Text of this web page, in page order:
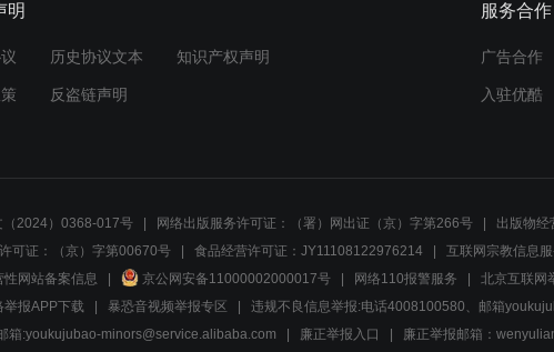
明
历史协议文本 知识产权声明
反盗链声明
服务合作
广告合作
入驻优酷
（2024）0368-017号 网络出版服务许可证：（署）网出证（京）字第266号
出版物
可证：（京）字第00670号 食品经营许可证：JY11108122976214
互联网宗教信息
性网站备案信息 京公网安备11000002000017号 网络110报警服务 北京互联网
举报APP下载 暴恐音视频举报专区
违规不良信息举报:电话4008100580、邮箱
箱:youkujubao-minors@service.alibaba.com 廉正举报入口 廉正举报邮箱：